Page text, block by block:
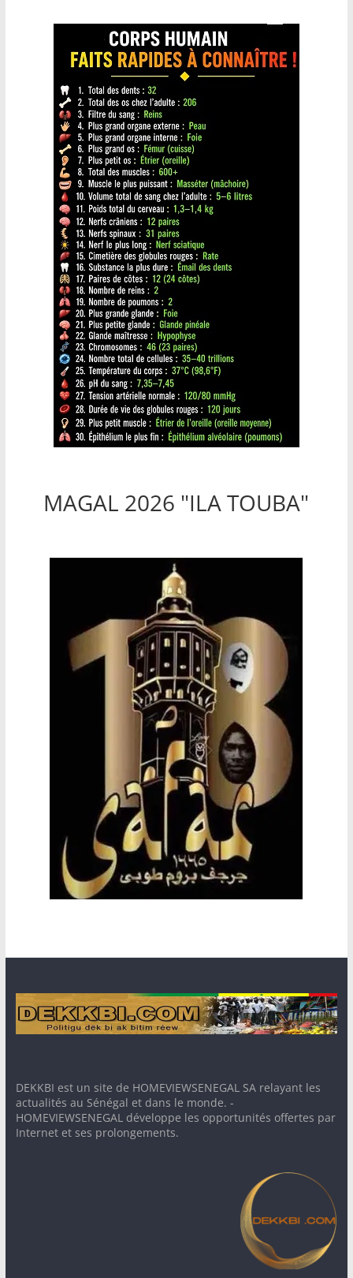
MAGAL 2026 "ILA TOUBA"
DEKKBI est un site de HOMEVIEWSENEGAL SA relayant les
actualités au Sénégal et dans le monde. -
HOMEVIEWSENEGAL développe les opportunités offertes par
Internet et ses prolongements.